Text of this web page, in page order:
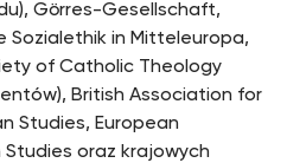
Görres-Gesellschaft,
Sozialethik in Mitteleuropa,
of Catholic Theology
British Association for
Studies, European
oraz krajowych